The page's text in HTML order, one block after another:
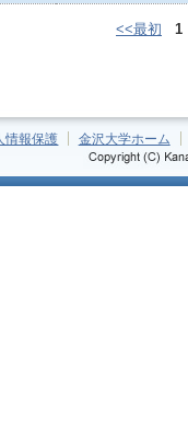
<<最初 1
情報保護 金沢大学ホーム